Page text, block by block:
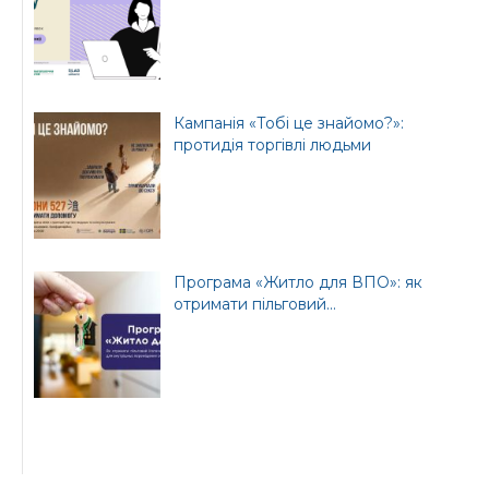
Кампанія «Тобі це знайомо?»:
протидія торгівлі людьми
Програма «Житло для ВПО»: як
отримати пільговий...